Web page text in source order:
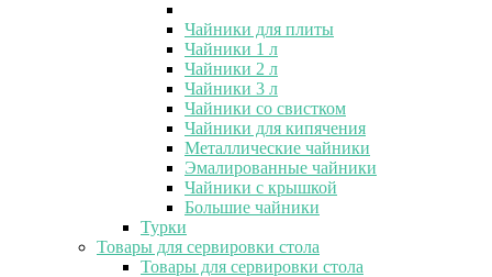
Чайники для плиты
Чайники 1 л
Чайники 2 л
Чайники 3 л
Чайники со свистком
Чайники для кипячения
Металлические чайники
Эмалированные чайники
Чайники с крышкой
Большие чайники
Турки
Товары для сервировки стола
Товары для сервировки стола